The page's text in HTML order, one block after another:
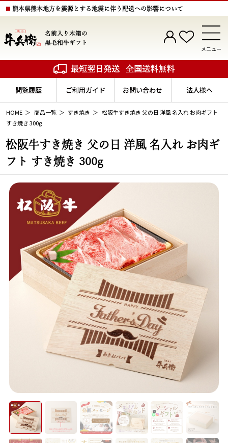
熊本県熊本地方を震源とする地震に伴う配送への影響について
名前入り木箱の
黒毛和牛ギフト
メニュー
最短翌日発送 全国送料無料
閲覧履歴 ご利用ガイド お問い合わせ 法人様へ
HOME 商品一覧 すき焼き
松阪牛すき焼き 父の日 洋風 名入れ お肉ギフト
すき焼き 300g
松阪牛すき焼き 父の日 洋風 名入れ お肉ギ
フト すき焼き 300g